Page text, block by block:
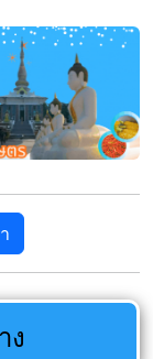
ง